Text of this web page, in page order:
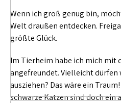
Wenn ich groß genug bin,
Welt draußen entdecken.
größte Glück.
Im Tierheim habe ich mich mit
angefreundet. Vielleicht dürfen
ausziehen? Das wäre ein
schwarze Katzen sind doch ein